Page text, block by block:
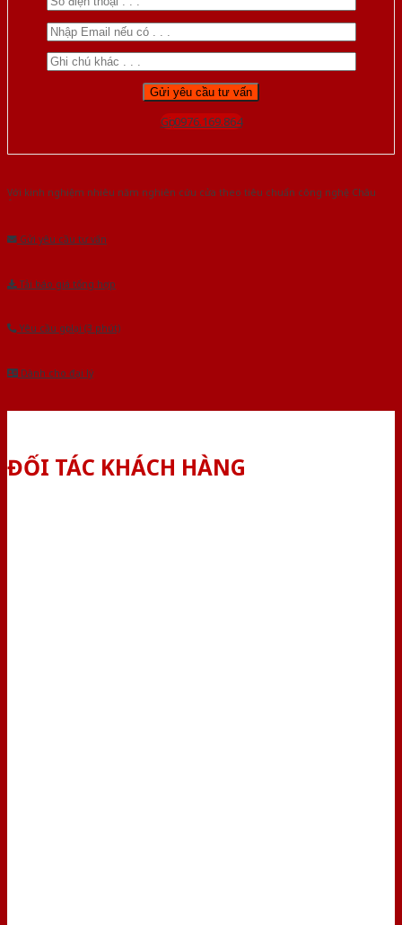
Gọi 0976.169.864
Với kinh nghiệm nhiêu năm nghiên cứu cửa theo tiêu chuẩn công nghệ Châu
Gửi yêu cầu tư vấn
Tải báo giá tổng hợp
Yêu cầu gọi lại (3 phút)
Dành cho đại lý
ĐỐI TÁC KHÁCH HÀNG